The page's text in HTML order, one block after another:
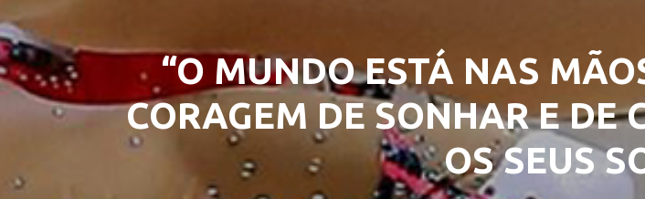
“O MUNDO ESTÁ NAS
CORAGEM DE SONHAR E DE
OS SEUS